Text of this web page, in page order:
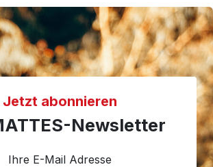
Jetzt abonnieren
Newsletter
Ihre E-Mail Adresse